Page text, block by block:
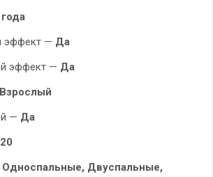
эффект — Да
эффект — Да
Взрослый
— Да
Односпальные, Двуспальные,